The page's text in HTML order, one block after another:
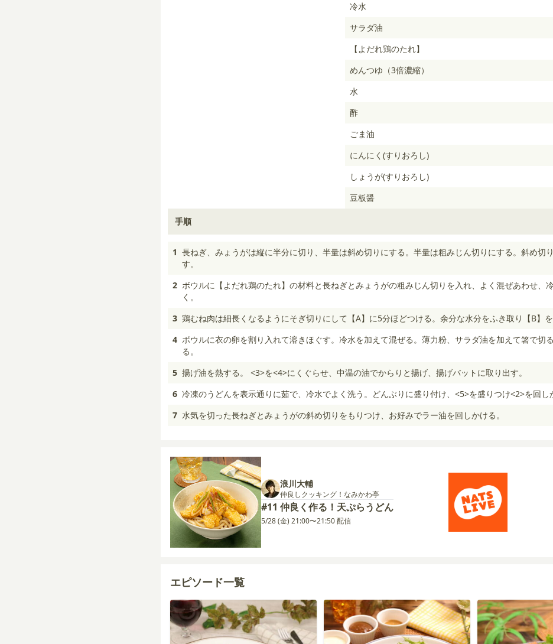
冷水
サラダ油
【よだれ鶏のたれ】
めんつゆ（3倍濃縮）
水
酢
ごま油
にんにく(すりおろし)
しょうが(すりおろし)
豆板醤
手順
1 長ねぎ、みょうがは縦に半分に切り、半量は斜め切りにする。半量は粗みじん切りにする。斜め切
す。
2 ボウルに【よだれ鶏のたれ】の材料と長ねぎとみょうがの粗みじん切りを入れ、よく混ぜあわせ、
く。
3 鶏むね肉は細長くなるようにそぎ切りにして【A】に5分ほどつける。余分な水分をふき取り【B】を
4 ボウルに衣の卵を割り入れて溶きほぐす。冷水を加えて混ぜる。薄力粉、サラダ油を加えて箸で切
る。
5 揚げ油を熱する。 <3>を<4>にくぐらせ、中温の油でからりと揚げ、揚げバットに取り出す。
6 冷凍のうどんを表示通りに茹で、冷水でよく洗う。どんぶりに盛り付け、<5>を盛りつけ<2>を回し
7 水気を切った長ねぎとみょうがの斜め切りをもりつけ、お好みでラー油を回しかける。
浪川大輔
仲良しクッキング！なみかわ亭
#11 仲良く作る！天ぷらうどん
5/28 (金) 21:00〜21:50 配信
エピソード一覧